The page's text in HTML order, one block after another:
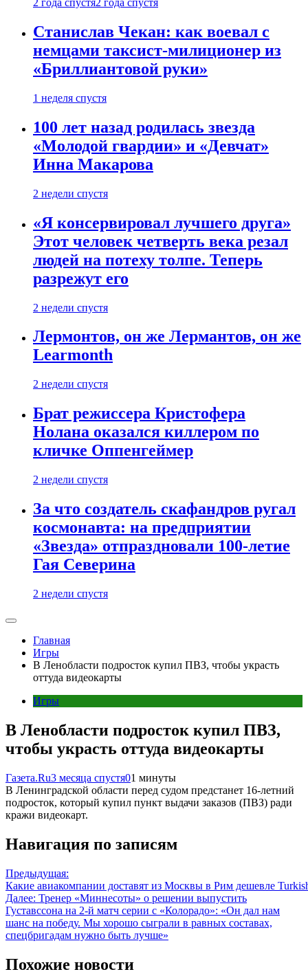
2 года спустя2 года спустя
Станислав Чекан: как воевал с
немцами таксист-милиционер из
«Бриллиантовой руки»
1 неделя спустя
100 лет назад родилась звезда
«Молодой гвардии» и «Девчат»
Инна Макарова
2 недели спустя
«Я консервировал лучшего друга»
Этот человек четверть века резал
людей на потеху толпе. Теперь
разрежут его
2 недели спустя
Лермонтов, он же Лермантов, он же
Learmonth
2 недели спустя
Брат режиссера Кристофера
Нолана оказался киллером по
кличке Оппенгеймер
2 недели спустя
За что создатель скафандров ругал
космонавта: на предприятии
«Звезда» отпраздновали 100-летие
Гая Северина
2 недели спустя
Главная
Игры
В Ленобласти подросток купил ПВЗ, чтобы украсть
оттуда видеокарты
Игры
В Ленобласти подросток купил ПВЗ,
чтобы украсть оттуда видеокарты
Газета.Ru3 месяца спустя01 минуты
В Ленинградской области перед судом предстанет 16-летний
подросток, который купил пункт выдачи заказов (ПВЗ) ради
кражи видеокарт.
Навигация по записям
Предыдущая:
Какие авиакомпании доставят из Москвы в Рим дешевле
Далее: Тренер «Миннесоты» о решении выпустить
Густавссона на 2-й матч серии с «Колорадо»: «Он дал нам
шанс на победу. Мы хорошо сыграли в равных составах,
спецбригадам нужно быть лучше»
Похожие новости